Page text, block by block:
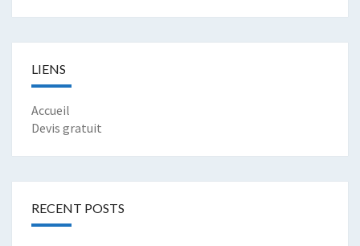
LIENS
Accueil
Devis gratuit
RECENT POSTS